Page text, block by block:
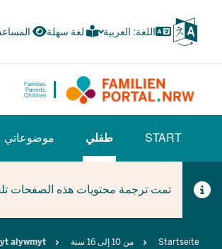
main
اللغة: العربية لغة سهلة
Families.
Parents.
Children.
(BÜRGERBEREICH)
START
طفلي
(CURRENT SECTION)
موضوعاتي
تمت ترجمة محتويات هذه الصفحات
Breadcrumb
Startseite من 10 إلى 16 سنة alywmyt